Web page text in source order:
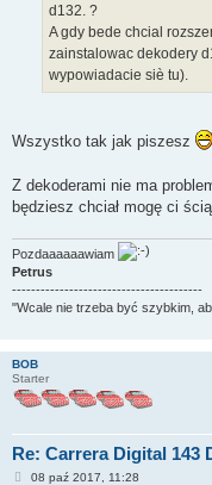
d132. ?
A gdy bede chcial
zainstalowac dekodery
wypowiadacie siè tu).
Wszystko tak jak piszesz
Z dekoderami nie ma
będziesz chciał mogę ci
Pozdaaaaaawiam
Petrus
----------------------------------------
"Wcale nie trzeba być szybkim,
BOB
Starter
Re: Carrera Digital 143
P08 paź 2017, 11:28